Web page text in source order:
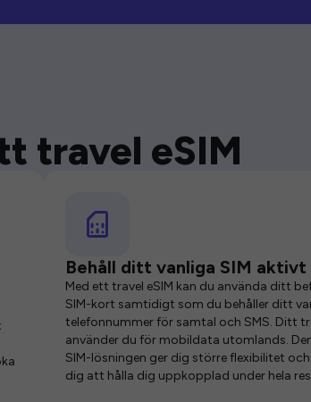
travel eSIM
Behåll ditt vanliga SIM aktivt
Med ett travel eSIM kan du använda ditt
SIM-kort samtidigt som du behåller ditt
telefonnummer för samtal och SMS. Ditt
använder du för mobildata utomlands.
SIM-lösningen ger dig större flexibilitet
dig att hålla dig uppkopplad under hela